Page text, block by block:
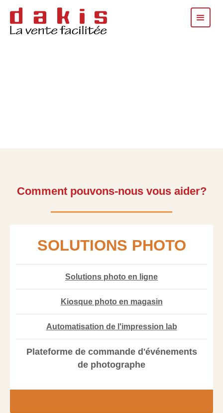
Comment pouvons-nous vous aider?
SOLUTIONS PHOTO
Solutions photo en ligne
Kiosque photo en magasin
Automatisation de l'impression lab
Plateforme de commande d'événements
de photographe